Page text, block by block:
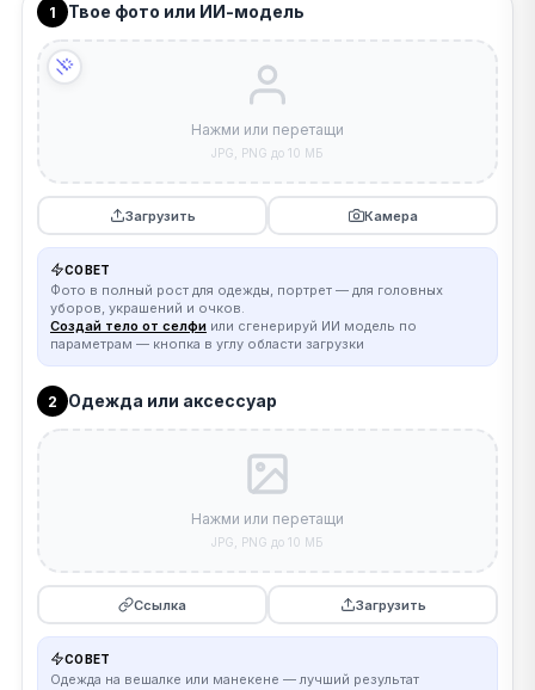
1 Твое фото или ИИ-модель
Нажми или перетащи
JPG, PNG до 10 МБ
Загрузить Камера
СОВЕТ
Фото в полный рост для одежды, портрет — для головных
уборов, украшений и очков.
Создай тело от селфи или сгенерируй ИИ модель по
параметрам — кнопка в углу области загрузки
2 Одежда или аксессуар
Нажми или перетащи
JPG, PNG до 10 МБ
Ссылка Загрузить
СОВЕТ
Одежда на вешалке или манекене — лучший результат